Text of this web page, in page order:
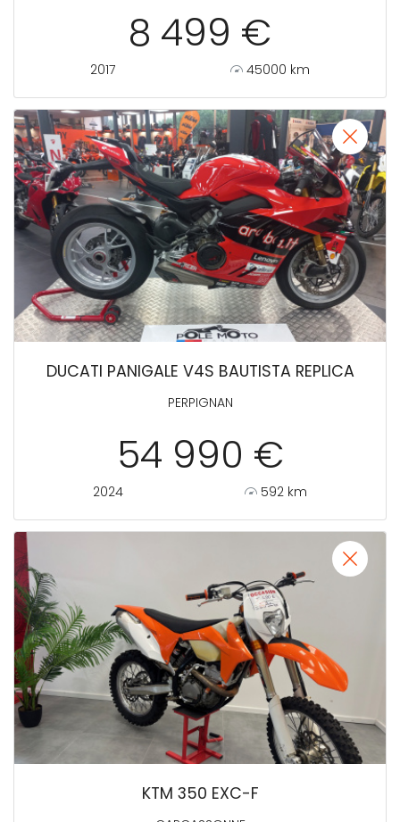
8 499 €
2017 45000 km
DUCATI PANIGALE V4S BAUTISTA REPLICA
PERPIGNAN
54 990 €
2024 592 km
KTM 350 EXC-F